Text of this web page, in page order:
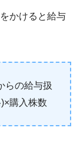
かけると給与
らの給与扱
購入株数